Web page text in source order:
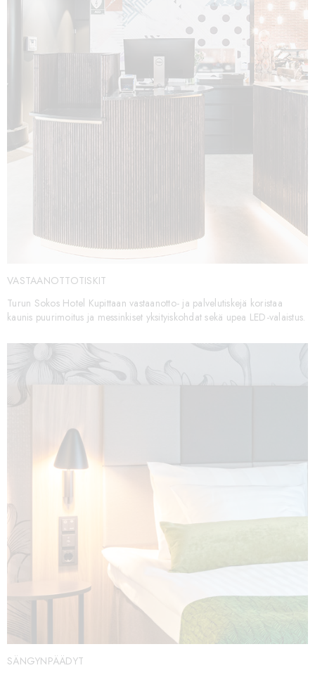
VASTAANOTTOTISKIT
Turun Sokos Hotel Kupittaan vastaanotto- ja palvelutiskejä koristaa
kaunis puurimoitus ja messinkiset yksityiskohdat sekä upea LED-valaistus.
SÄNGYNPÄÄDYT